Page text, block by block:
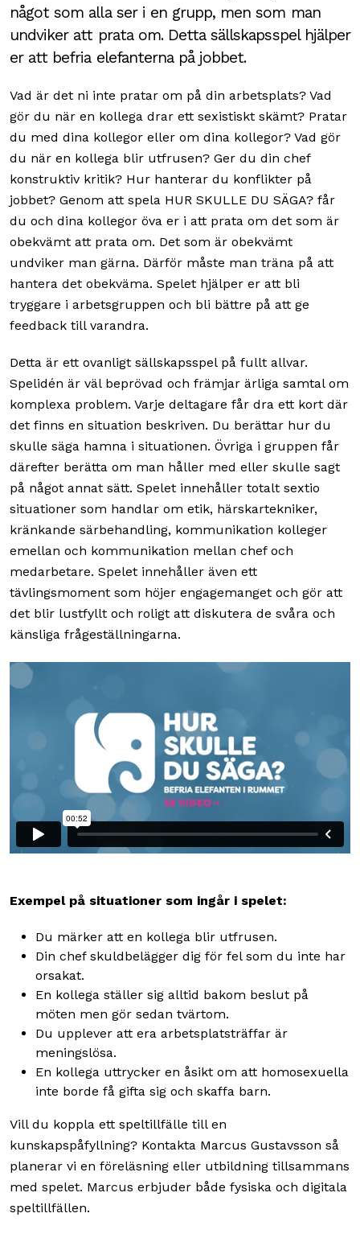
något som alla ser i en grupp, men som man
undviker att prata om. Detta sällskapsspel hjälper
er att befria elefanterna på jobbet.
Vad är det ni inte pratar om på din arbetsplats? Vad
gör du när en kollega drar ett sexistiskt skämt? Pratar
du med dina kollegor eller om dina kollegor? Vad gör
du när en kollega blir utfrusen? Ger du din chef
konstruktiv kritik? Hur hanterar du konflikter på
jobbet? Genom att spela HUR SKULLE DU SÄGA? får
du och dina kollegor öva er i att prata om det som är
obekvämt att prata om. Det som är obekvämt
undviker man gärna. Därför måste man träna på att
hantera det obekväma. Spelet hjälper er att bli
tryggare i arbetsgruppen och bli bättre på att ge
feedback till varandra.
Detta är ett ovanligt sällskapsspel på fullt allvar.
Spelidén är väl beprövad och främjar ärliga samtal om
komplexa problem. Varje deltagare får dra ett kort där
det finns en situation beskriven. Du berättar hur du
skulle säga hamna i situationen. Övriga i gruppen får
därefter berätta om man håller med eller skulle sagt
på något annat sätt. Spelet innehåller totalt sextio
situationer som handlar om etik, härskartekniker,
kränkande särbehandling, kommunikation kolleger
emellan och kommunikation mellan chef och
medarbetare. Spelet innehåller även ett
tävlingsmoment som höjer engagemanget och gör att
det blir lustfyllt och roligt att diskutera de svåra och
känsliga frågeställningarna.
Exempel på situationer som ingår i spelet:
Du märker att en kollega blir utfrusen.
Din chef skuldbelägger dig för fel som du inte har
orsakat.
En kollega ställer sig alltid bakom beslut på
möten men gör sedan tvärtom.
Du upplever att era arbetsplatsträffar är
meningslösa.
En kollega uttrycker en åsikt om att homosexuella
inte borde få gifta sig och skaffa barn.
Vill du koppla ett speltillfälle till en
kunskapspåfyllning? Kontakta Marcus Gustavsson så
planerar vi en föreläsning eller utbildning tillsammans
med spelet. Marcus erbjuder både fysiska och digitala
speltillfällen.